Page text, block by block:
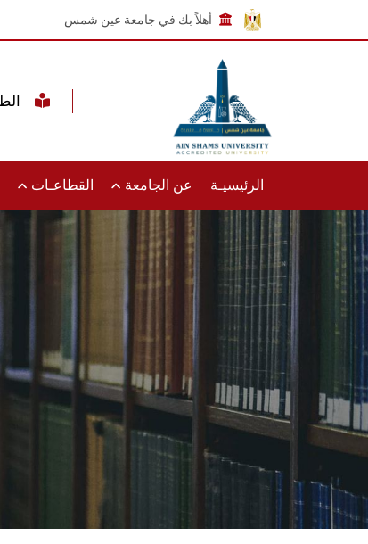
أهلاً بك في جامعة عين شمس
الرئيسيـة عن الجامعة القطاعـات